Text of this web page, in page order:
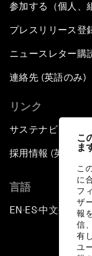
こ
ま
こ
に
フ
ザ
報
信
有
ユ
参加する（個人、
プレスリリース登
ニュースレター購
連絡先 (英語のみ)
リンク
サステナビリティ
採用情報 (英語のみ)
言語
EN ▪ES▪中文▪ 日本語